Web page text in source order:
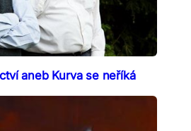
aneb Kurva se neříká